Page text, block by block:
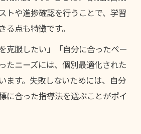
トや進捗確認を行うことで、学習
点も特徴です。
克服したい」「自分に合ったペー
たニーズには、個別最適化された
ます。失敗しないためには、自分
に合った指導法を選ぶことがポイ